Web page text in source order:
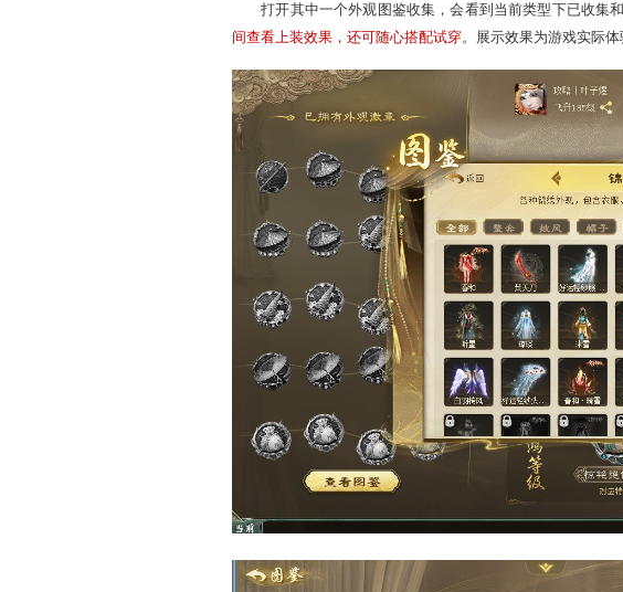
打开其中一个外观图鉴收集，会看到当前
间查看上装效果，还可
随心搭配试穿。展示